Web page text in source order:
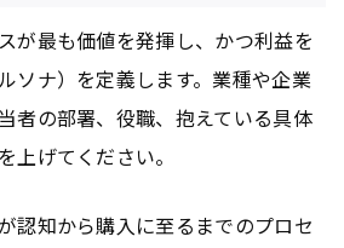
が最も価値を発揮し、かつ利益を
ソナ）を定義します。業種や企業
者の部署、役職、抱えている具体
上げてください。
認知から購入に至るまでのプロセ